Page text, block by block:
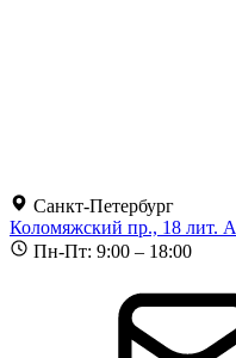
Санкт-Петербург
Коломяжский пр., 18 лит. А
Пн-Пт: 9:00 – 18:00